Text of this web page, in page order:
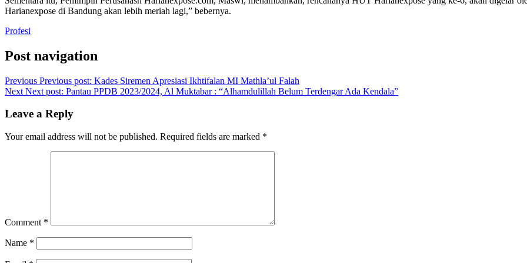
Harianexpose di Bandung akan lebih meriah lagi,” bebernya.
Profesi
Post navigation
Previous Previous post: Kades Siremen Apresiasi Ikhtifalan MI Mathla’ul Falah
Next Next post: Pantau PPDB 2023/2024, Al Muktabar : “Alhamdulillah Belum Terdengar Ada Kendala”
Leave a Reply
Your email address will not be published. Required fields are marked *
Comment *
Name *